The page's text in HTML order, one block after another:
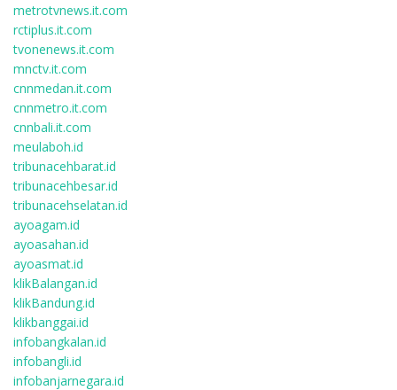
metrotvnews.it.com
rctiplus.it.com
tvonenews.it.com
mnctv.it.com
cnnmedan.it.com
cnnmetro.it.com
cnnbali.it.com
meulaboh.id
tribunacehbarat.id
tribunacehbesar.id
tribunacehselatan.id
ayoagam.id
ayoasahan.id
ayoasmat.id
klikBalangan.id
klikBandung.id
klikbanggai.id
infobangkalan.id
infobangli.id
infobanjarnegara.id